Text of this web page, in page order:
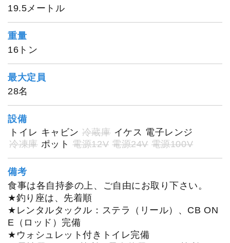
19.5メートル
重量
16トン
最大定員
28名
設備
トイレ キャビン 冷蔵庫 イケス 電子レンジ
冷凍庫 ポット 電源12V 電源24V 電源100V
備考
食事は各自持参の上、ご自由にお取り下さい。
★釣り座は、先着順
★レンタルタックル：ステラ（リール）、CB ON
E（ロッド）完備
★ウォシュレット付きトイレ完備